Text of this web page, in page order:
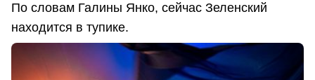
По словам Галины Янко, сейчас Зеленский
находится в тупике.